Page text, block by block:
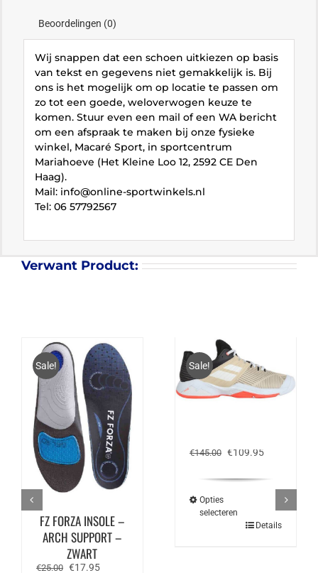
Beoordelingen (0)
Wij snappen dat een schoen uitkiezen op basis
van tekst en gegevens niet gemakkelijk is. Bij
ons is het mogelijk om op locatie te passen om
zo tot een goede, weloverwogen keuze te
komen. Stuur even een mail of een WA bericht
om een afspraak te maken bij onze fysieke
winkel, Macaré Sport, in sportcentrum
Mariahoeve (Het Kleine Loo 12, 2592 CE Den
Haag).
Mail: info@online-sportwinkels.nl
Tel: 06 57792567
Verwant Product:
Sale!
FZ FORZA INSOLE –
ARCH SUPPORT –
ZWART
€25.00 Oorspronkelijke
€17.95Huidige
Sale!
€145.00 Oorspronkelijke
€109.95Huidige
Opties
selecteren
Dit
Details